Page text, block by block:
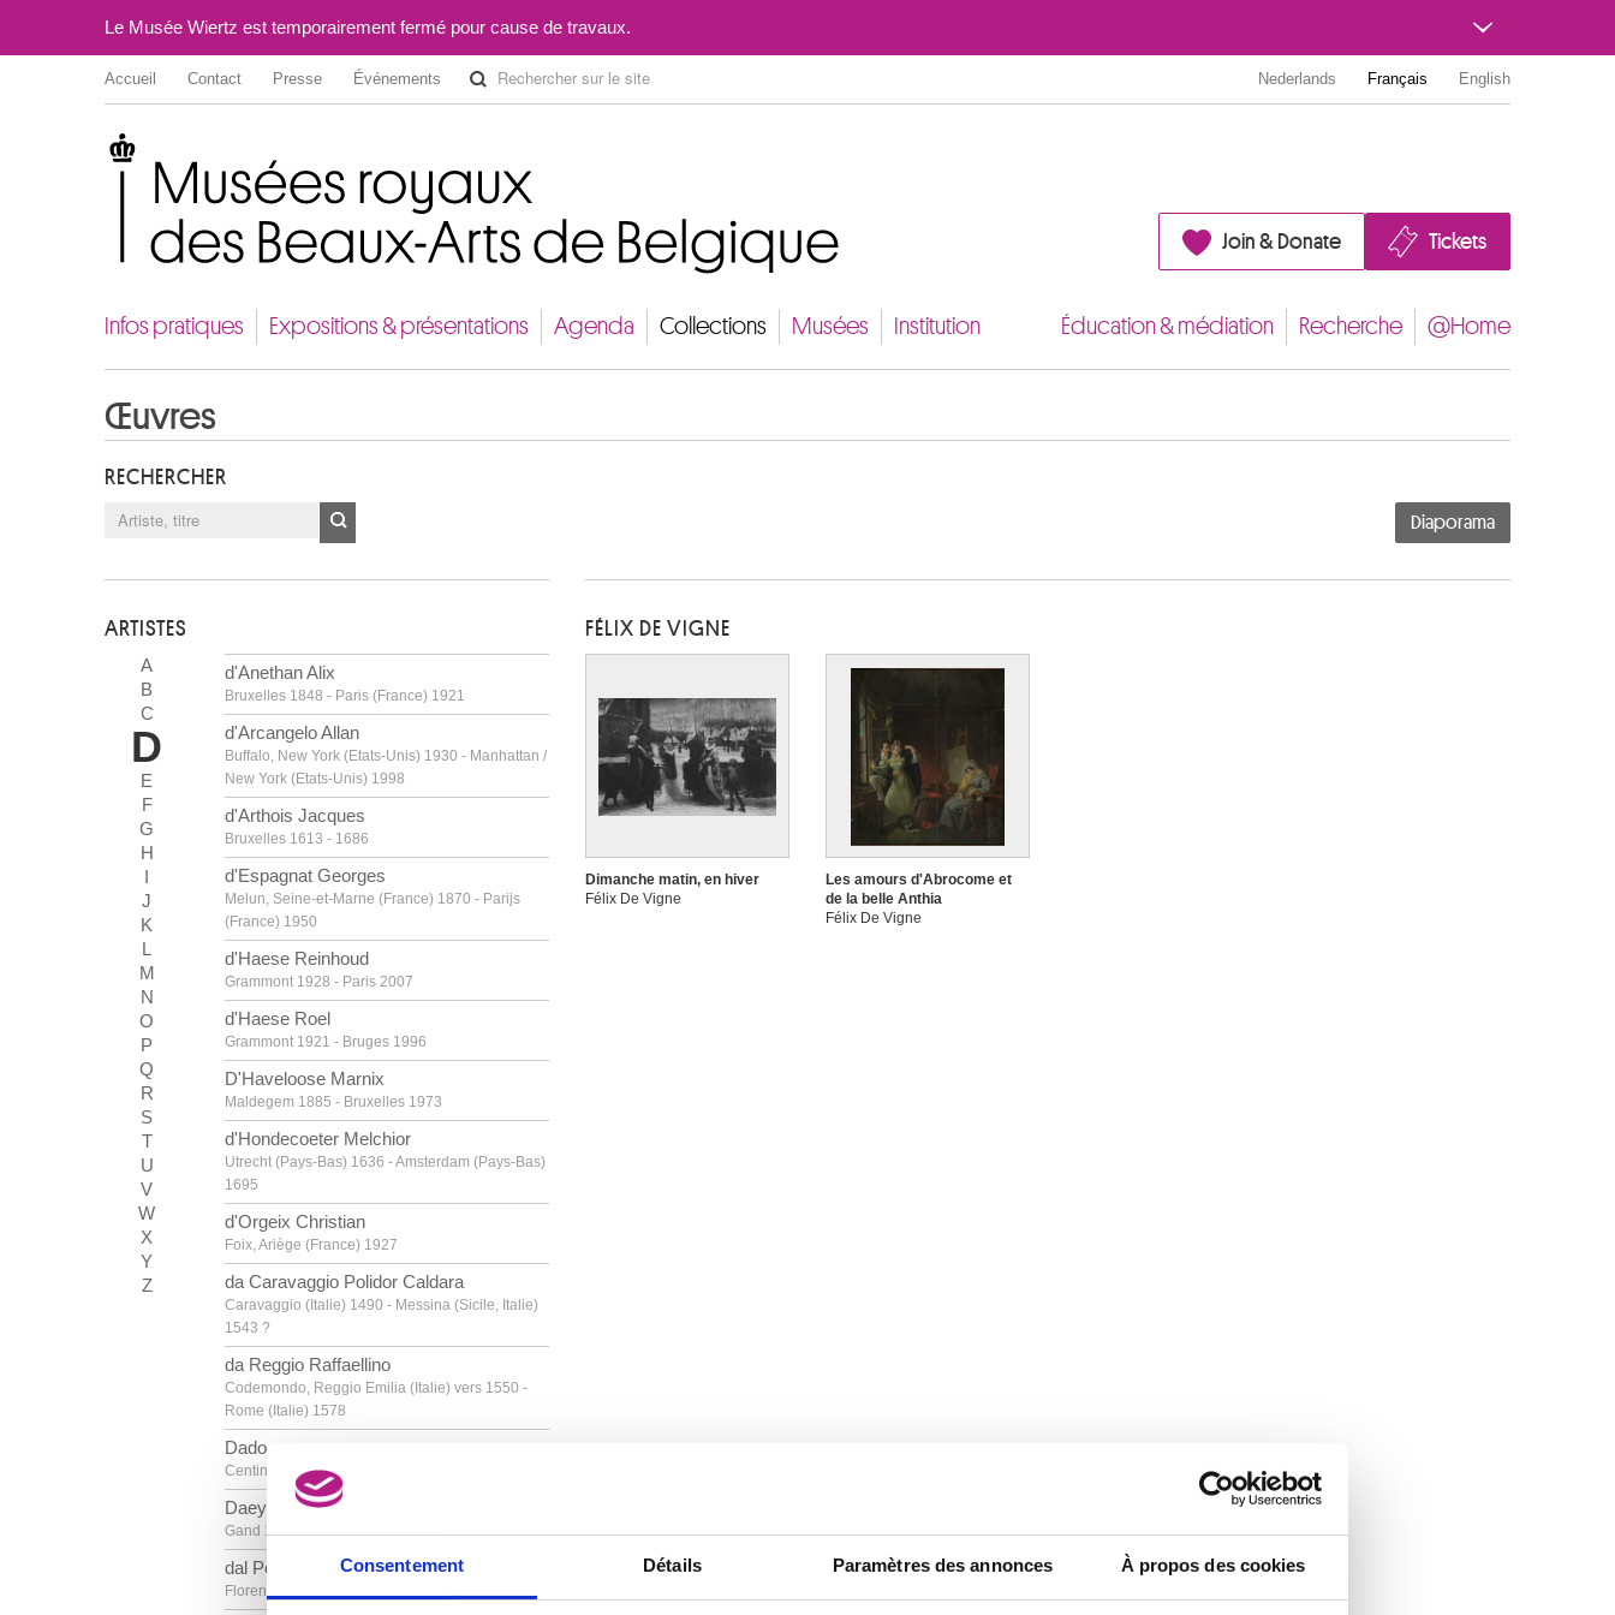
Consentement Détails Paramètres des annonces À propos des cookies
Le Musée Wiertz est temporairement fermé pour cause de travaux.
Accueil Contact Presse Événements Nederlands Français English
Join & Donate Tickets
Infos pratiques Expositions & présentations Agenda Collections Musées Institution Éducation & médiation Recherche @Home
Œuvres
RECHERCHER
ARTISTES
A
B
C
D
E
F
G
H
I
J
K
L
M
N
O
P
Q
R
S
T
U
V
W
X
Y
Z
d'Anethan Alix
Bruxelles 1848 - Paris (France) 1921
d'Arcangelo Allan
Buffalo, New York (Etats-Unis) 1930 - Manhattan /
New York (Etats-Unis) 1998
d'Arthois Jacques
Bruxelles 1613 - 1686
d'Espagnat Georges
Melun, Seine-et-Marne (France) 1870 - Parijs
(France) 1950
d'Haese Reinhoud
Grammont 1928 - Paris 2007
d'Haese Roel
Grammont 1921 - Bruges 1996
D'Haveloose Marnix
Maldegem 1885 - Bruxelles 1973
d'Hondecoeter Melchior
Utrecht (Pays-Bas) 1636 - Amsterdam (Pays-Bas)
1695
d'Orgeix Christian
Foix, Ariège (France) 1927
da Caravaggio Polidor Caldara
Caravaggio (Italie) 1490 - Messina (Sicile, Italie)
1543 ?
da Reggio Raffaellino
Codemondo, Reggio Emilia (Italie) vers 1550 -
Rome (Italie) 1578
Dado
Centinje (Monténégro, Yougoslavie) 1933
Daeye Hippolyte
Gand 1873 - Anvers 1952
dal Ponte Giovanni
Florence (Italie) 1385 - après 1437
Diaporama
FÉLIX DE VIGNE
Dimanche matin, en hiver
Félix De Vigne
Les amours d'Abrocome et
de la belle Anthia
Félix De Vigne